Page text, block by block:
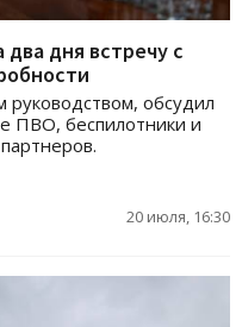
дня встречу с
руководством, обсудил
ПВО, беспилотники и
20 июля, 16:30